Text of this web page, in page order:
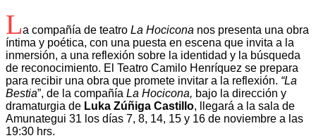
La compañía de teatro La Hocicona nos presenta una obra
íntima y poética, con una puesta en escena que invita a la
inmersión, a una reflexión sobre la identidad y la búsqueda
de reconocimiento. El Teatro Camilo Henríquez se prepara
para recibir una obra que promete invitar a la reflexión. “La
Bestia”, de la compañía La Hocicona, bajo la dirección y
dramaturgia de Luka Zúñiga Castillo, llegará a la sala de
Amunategui 31 los días 7, 8, 14, 15 y 16 de noviembre a las
19:30 hrs.